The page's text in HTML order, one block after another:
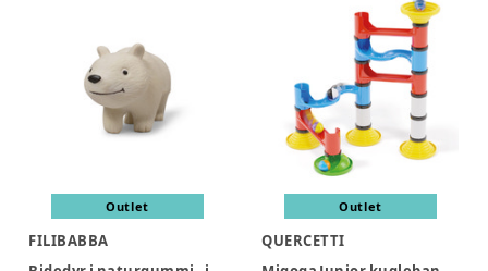
Outlet
FILIBABBA
Outlet
QUERCETTI